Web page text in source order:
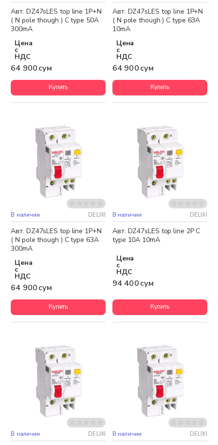
Авт. DZ47sLES top line 1P+N
( N pole though ) C type 50A
300mA
Цена
с
НДС
64 900 сум
Купить
Авт. DZ47sLES top line 1P+N
( N pole though ) C type 63A
10mA
Цена
с
НДС
64 900 сум
Купить
В наличии DELIXI
Авт. DZ47sLES top line 1P+N
( N pole though ) C type 63A
300mA
Цена
с
НДС
64 900 сум
Купить
В наличии DELIXI
Авт. DZ47sLES top line 2P C
type 10A 10mA
Цена
с
НДС
94 400 сум
Купить
В наличии DELIXI В наличии DELIXI